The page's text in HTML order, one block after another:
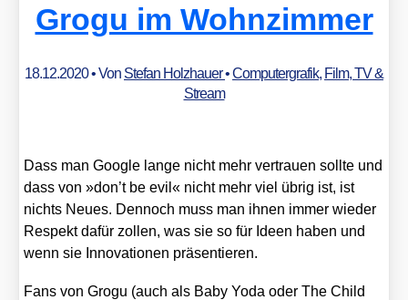
Grogu im Wohnzimmer
18.12.2020• Von Stefan Holzhauer•Computergrafik, Film, TV &
Stream
Dass man Goog­le lan­ge nicht mehr ver­trau­en soll­te und
dass von »don’t be evil« nicht mehr viel übrig ist, ist
nichts Neu­es. Den­noch muss man ihnen immer wie­der
Respekt dafür zol­len, was sie so für Ideen haben und
wenn sie Inno­va­tio­nen prä­sen­tie­ren.
Fans von Gro­gu (auch als Baby Yoda oder The Child